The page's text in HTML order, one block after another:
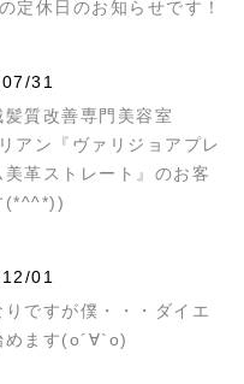
定休日のお知らせです！
31
髪質改善専門美容室
アン『ヴァリジョアプレ
美革ストレート』のお客
(*^^*))
01
りですが僕・・・ダイエ
めます(о´∀`о)